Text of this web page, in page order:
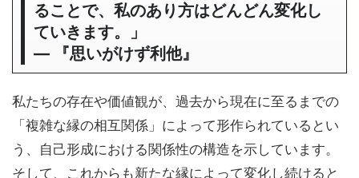
ることで、私のあり方はどんどん変化し
ていきます。」
― 『思いがけず利他』
私たちの存在や価値観が、過去から現在に至るまでの
「複雑な縁の相互関係」によって形作られているとい
う、自己形成における関係性の構造を示しています。
そして、これからも新たな縁によって変化し続けると